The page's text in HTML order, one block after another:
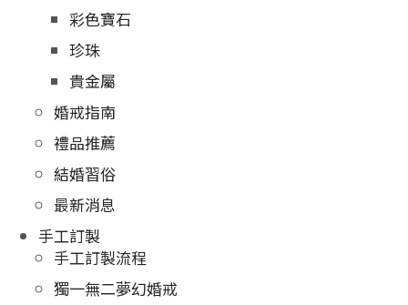
彩色寶石
珍珠
貴金屬
婚戒指南
禮品推薦
結婚習俗
最新消息
手工訂製
手工訂製流程
獨一無二夢幻婚戒